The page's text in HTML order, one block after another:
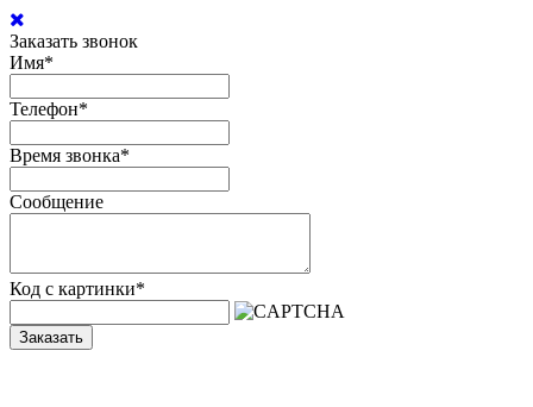
Заказать звонок
Имя*
Телефон*
Время звонка*
Сообщение
Код с картинки*
Заказать